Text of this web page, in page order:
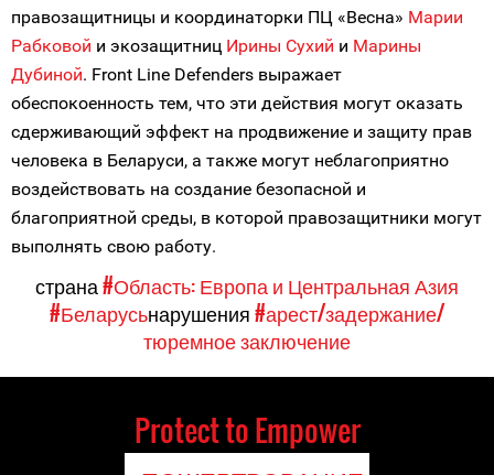
правозащитницы и координаторки ПЦ «Весна» Марии
Рабковой и экозащитниц Ирины Сухий и Марины
Дубиной. Front Line Defenders выражает
обеспокоенность тем, что эти действия могут оказать
сдерживающий эффект на продвижение и защиту прав
человека в Беларуси, а также могут неблагоприятно
воздействовать на создание безопасной и
благоприятной среды, в которой правозащитники могут
выполнять свою работу.
страна#Область: Европа и Центральная Азия
#Беларусьнарушения#арест/задержание/
тюремное заключение
Protect to Empower